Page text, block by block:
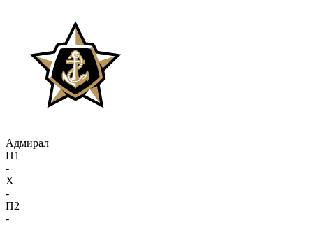
Адмирал
П1
-
X
-
П2
-